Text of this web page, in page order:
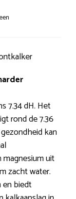
7.34 dH. Het
rond de 7.36
kan
uit
zacht water.
en biedt